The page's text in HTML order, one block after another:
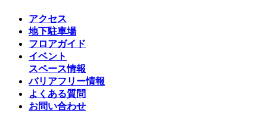
アクセス
地下駐車場
フロアガイド
イベント
スペース情報
バリアフリー情報
よくある質問
お問い合わせ